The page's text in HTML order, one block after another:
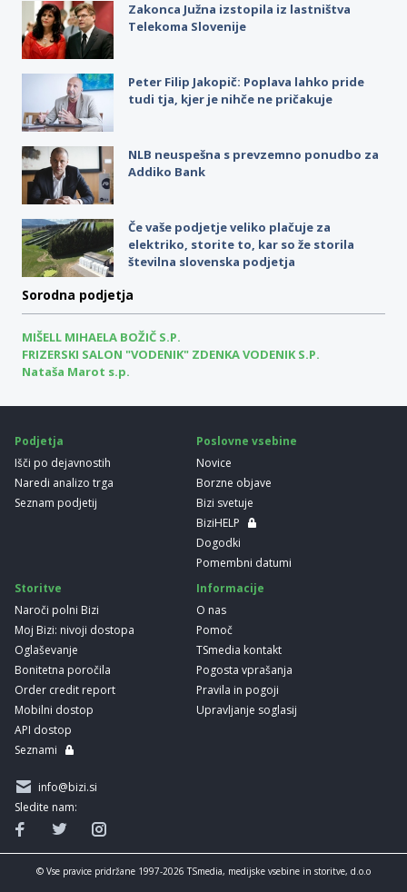
Zakonca Južna izstopila iz lastništva
Telekoma Slovenije
Peter Filip Jakopič: Poplava lahko pride
tudi tja, kjer je nihče ne pričakuje
NLB neuspešna s prevzemno ponudbo za
Addiko Bank
Če vaše podjetje veliko plačuje za
elektriko, storite to, kar so že storila
številna slovenska podjetja
Sorodna podjetja
MIŠELL MIHAELA BOŽIČ S.P.
FRIZERSKI SALON "VODENIK" ZDENKA VODENIK S.P.
Nataša Marot s.p.
Podjetja
Išči po dejavnostih
Naredi analizo trga
Seznam podjetij
Poslovne vsebine
Novice
Borzne objave
Bizi svetuje
BiziHELP
Dogodki
Pomembni datumi
Storitve
Naroči polni Bizi
Moj Bizi: nivoji dostopa
Oglaševanje
Bonitetna poročila
Order credit report
Mobilni dostop
API dostop
Seznami
Informacije
O nas
Pomoč
TSmedia kontakt
Pogosta vprašanja
Pravila in pogoji
Upravljanje soglasij
info@bizi.si
Sledite nam:
© Vse pravice pridržane 1997-2026 TSmedia, medijske vsebine in storitve, d.o.o